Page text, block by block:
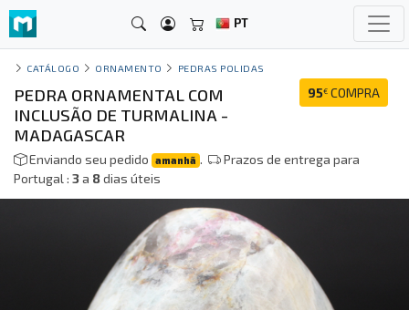
PT
CATÁLOGO ORNAMENTO PEDRAS POLIDAS
95€ COMPRA
PEDRA ORNAMENTAL COM
INCLUSÃO DE TURMALINA -
MADAGASCAR
Enviando seu pedido amanhã .
Prazos de entrega para
Portugal : 3a 8dias úteis